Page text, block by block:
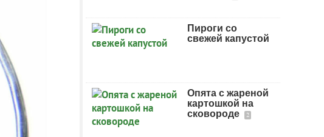
Пироги со
свежей капустой
Опята с жареной
картошкой на
сковороде
2